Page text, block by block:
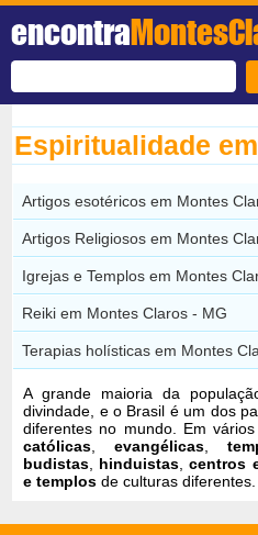
encontra
Espiritualidade
Artigos esotéricos em Montes
Artigos Religiosos em Montes
Igrejas e Templos em Montes
Reiki em Montes Claros - MG
Terapias holísticas em Montes
A grande maioria da
divindade, e o Brasil é um dos
diferentes no mundo. Em
católicas ,evangélicas ,
budistas
hinduistas ,centros
e templos de culturas diferentes.